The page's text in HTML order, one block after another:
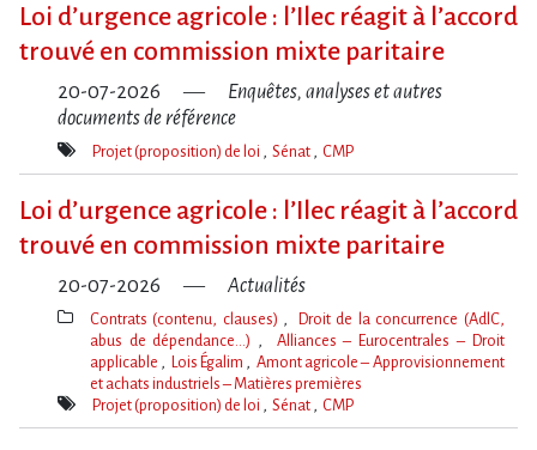
Loi d​‌’urgence agricole : l​‌’Ilec réagit à l​‌’accord
trouvé en commission mixte paritaire
20-07-2026
Enquêtes, analyses et autres
documents de référence
Mot(s)-
Projet (proposition) de loi Sénat CMP
Loi d​‌’urgence agricole : l​‌’Ilec réagit à l​‌’accord
trouvé en commission mixte paritaire
20-07-2026 Actualités
Thèmes(s)
Contrats (contenu, clauses)
Droit de la concurrence (AdlC,
abus de dépendance…)
Alliances – Eurocentrales – Droit
applicable
Lois Égalim
Amont agricole – Approvisionnement
et achats industriels – Matières premières
Mot(s)-
Projet (proposition) de loi Sénat CMP